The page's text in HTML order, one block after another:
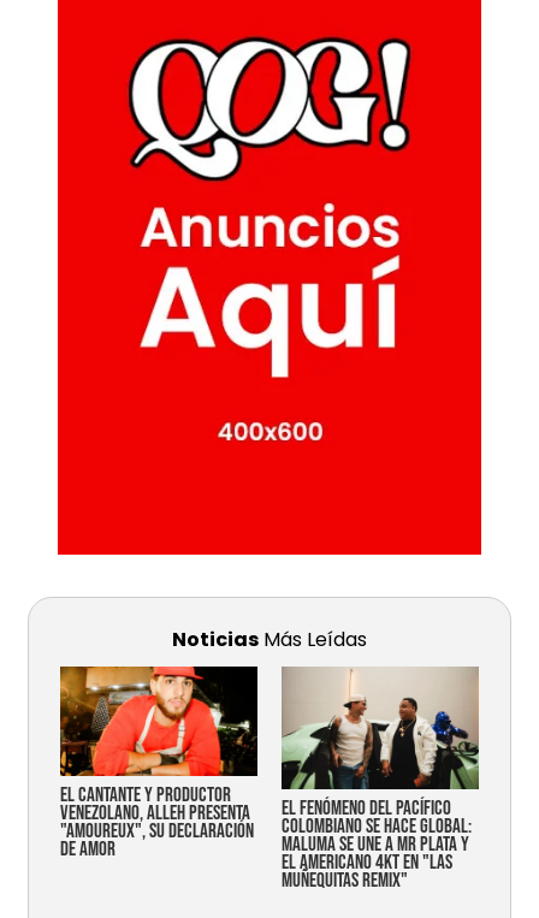
Noticias Más Leídas
EL CANTANTE Y PRODUCTOR
VENEZOLANO, ALLEH PRESENTA
"AMOUREUX", SU DECLARACIÓN
DE AMOR
EL FENÓMENO DEL PACÍFICO
COLOMBIANO SE HACE GLOBAL:
MALUMA SE UNE A MR PLATA Y
EL AMERICANO 4KT EN "LAS
MUÑEQUITAS REMIX"